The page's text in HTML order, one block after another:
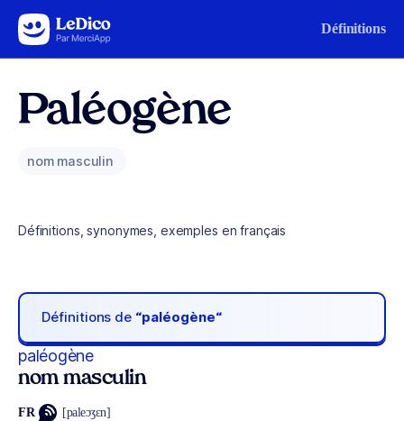
Aller au contenu Définitions
Paléogène
nom masculin
Définitions, synonymes, exemples en français
Définitions de “paléogène“
paléogène
nom masculin
FR [paleɔʒɛn]